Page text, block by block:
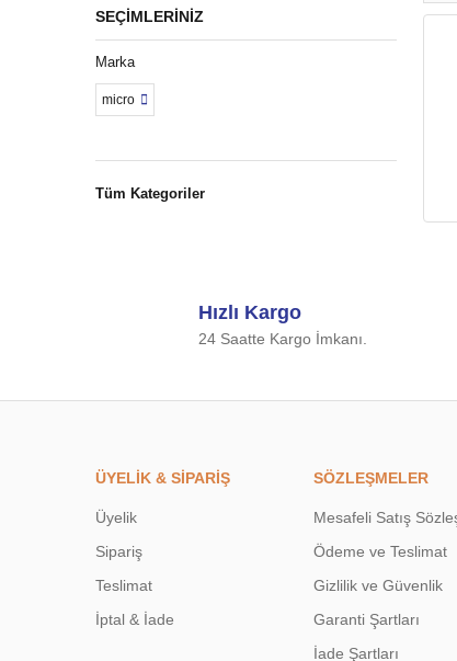
SEÇIMLERINIZ
Marka
micro
Tüm Kategoriler
Hızlı Kargo
24 Saatte Kargo İmkanı.
ÜYELİK & SİPARİŞ
Üyelik
Sipariş
Teslimat
İptal & İade
SÖZLEŞMELER
Mesafeli Satış
Ödeme ve Teslimat
Gizlilik ve Güvenlik
Garanti Şartları
İade Şartları